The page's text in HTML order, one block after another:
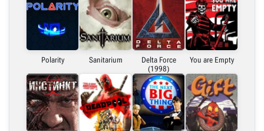
Polarity Sanitarium
Delta Force
(1998)
You are Empty